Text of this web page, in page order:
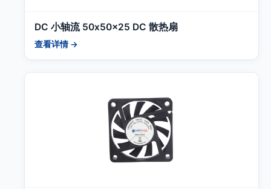
DC 小轴流 50x50x25 DC 散热扇
查看详情 →